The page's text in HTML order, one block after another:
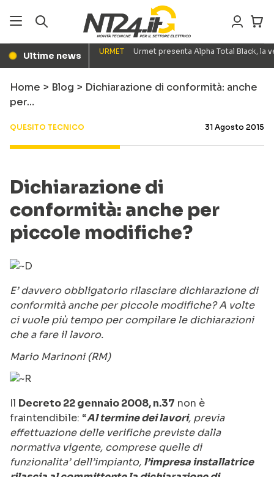
● Ultime news URMET Urmet presenta Alpha Total Black,
Home > Blog > Dichiarazione di conformità: anche
per…
QUESITO TECNICO 31 Agosto 2015
Dichiarazione di
conformità: anche per
piccole modifiche?
E’ davvero obbligatorio rilasciare dichiarazione di
conformità anche per piccole modifiche? A volte
ci vuole più tempo per compilare le dichiarazioni
che a fare il lavoro.
Mario Marinoni (RM)
Il Decreto 22 gennaio 2008, n.37 non è
fraintendibile: “Al termine dei lavori, previa
effettuazione delle verifiche previste dalla
normativa vigente, comprese quelle di
funzionalita’ dell’impianto, l’impresa installatrice